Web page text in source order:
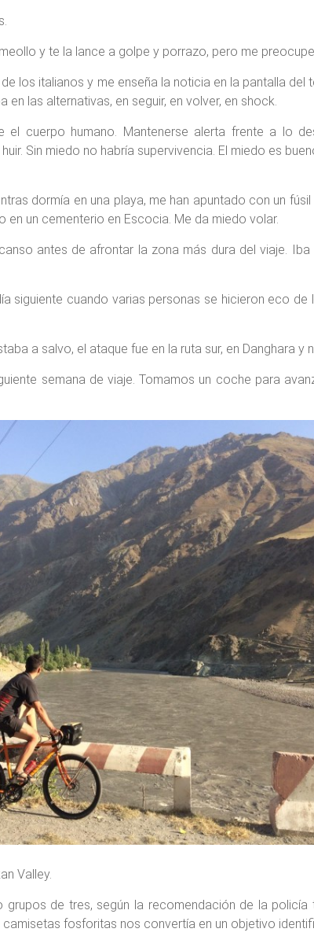
y te la lance a golpe y porrazo, pero me
los italianos y me enseña la noticia en la pantalla del
las alternativas, en seguir, en volver, en shock.
el cuerpo humano. Mantenerse alerta frente a lo
Sin miedo no habría supervivencia. El miedo es
dormía en una playa, me han apuntado con un
en un cementerio en Escocia. Me da miedo volar.
antes de afrontar la zona más dura del viaje.
siguiente cuando varias personas se hicieron eco
a salvo, el ataque fue en la ruta sur, en Danghara
semana de viaje. Tomamos un coche para
Valley.
de tres, según la recomendación de la
fosforitas nos convertía en un objetivo